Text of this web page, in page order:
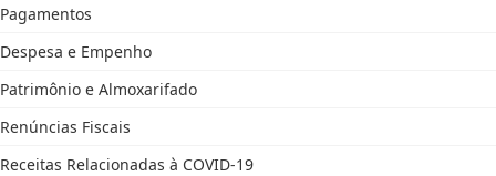
Pagamentos
Despesa e Empenho
Patrimônio e Almoxarifado
Renúncias Fiscais
Receitas Relacionadas à COVID-19